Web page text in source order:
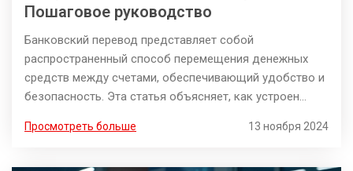
Пошаговое руководство
Банковский перевод представляет собой
распространенный способ перемещения денежных
средств между счетами, обеспечивающий удобство и
безопасность. Эта статья объясняет, как устроен
внимание при его осуществлении, и какие существуют
Просмотреть больше 13 ноября 2024